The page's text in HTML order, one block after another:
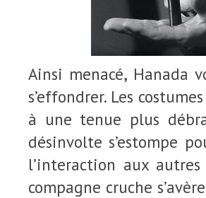
Ainsi menacé, Hanada
s’effondrer. Les
à une tenue plus
désinvolte s’estompe
l’interaction aux
compagne cruche